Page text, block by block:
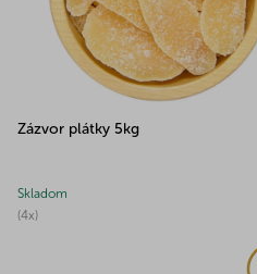
Zázvor plátky 5kg
(4x)
Skladom